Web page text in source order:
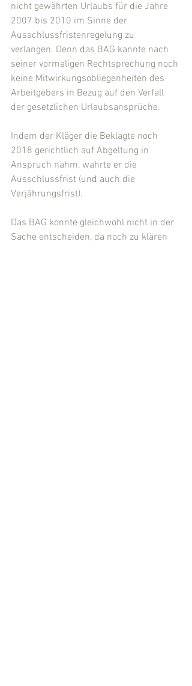
nicht gewährten Urlaubs für die Jahre
2007 bis 2010 im Sinne der
Ausschlussfristenregelung zu
verlangen. Denn das BAG kannte nach
seiner vormaligen Rechtsprechung noch
keine Mitwirkungsobliegenheiten des
Arbeitgebers in Bezug auf den Verfall
der gesetzlichen Urlaubsansprüche.
Indem der Kläger die Beklagte noch
2018 gerichtlich auf Abgeltung in
Anspruch nahm, wahrte er die
Ausschlussfrist (und auch die
Verjährungsfrist).
Das BAG konnte gleichwohl nicht in der
Sache entscheiden, da noch zu klären